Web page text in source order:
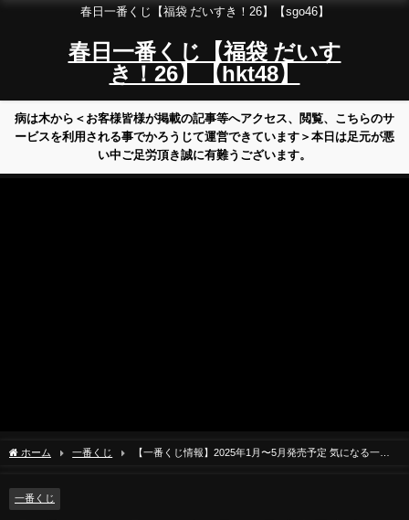
春日一番くじ【福袋 だいすき！26】【sgo46】
春日一番くじ【福袋 だいす
き！26】【hkt48】
病は木から＜お客様皆様が掲載の記事等へアクセス、閲覧、こちらのサ
ービスを利用される事でかろうじて運営できています＞本日は足元が悪
い中ご足労頂き誠に有難うございます。
ホーム 一番くじ
【一番くじ情報】2025年1月〜5月発売予定 気になる一番
一番くじ